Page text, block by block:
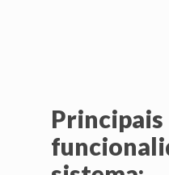
Principais